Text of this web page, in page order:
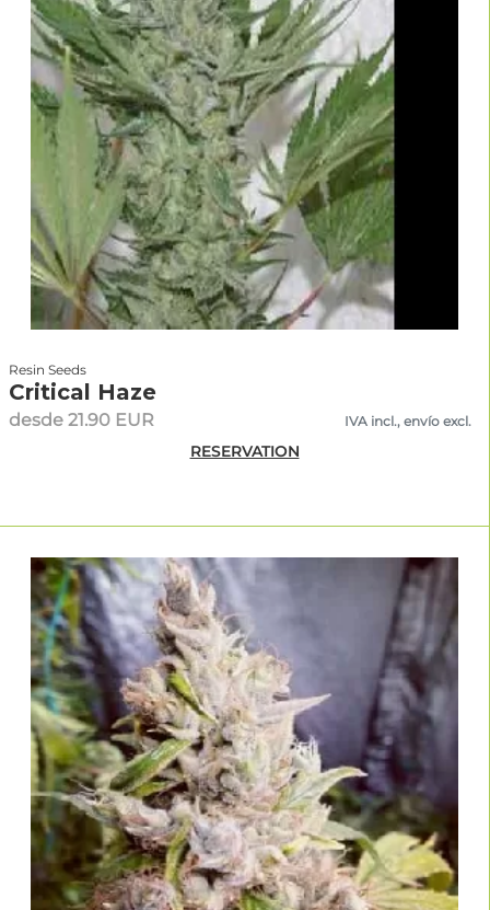
Resin Seeds
Critical Haze
desde 21.90 EUR IVA incl., envío excl.
RESERVATION